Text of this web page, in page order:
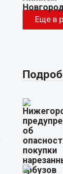
Еще в